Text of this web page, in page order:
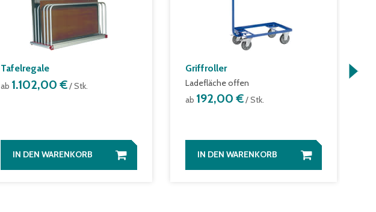
Tafelregale
ab 1.102,00 €/ Stk.
IN DEN WARENKORB
Griffroller
Ladefläche offen
ab 192,00 €/ Stk.
IN DEN WARENKORB